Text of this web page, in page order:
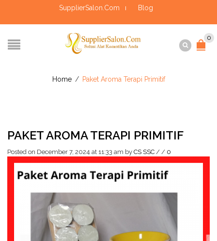
SupplierSalon.Com Blog
0
Home / Paket Aroma Terapi Primitif
PAKET AROMA TERAPI PRIMITIF
Posted on December 7, 2024 at 11:33 am by CS SSC / / 0